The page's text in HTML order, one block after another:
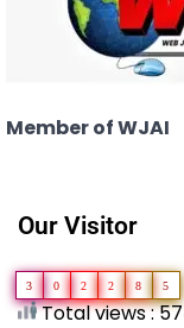
Member of WJAI
Our Visitor
3 0 2 2 8 5
Total views :